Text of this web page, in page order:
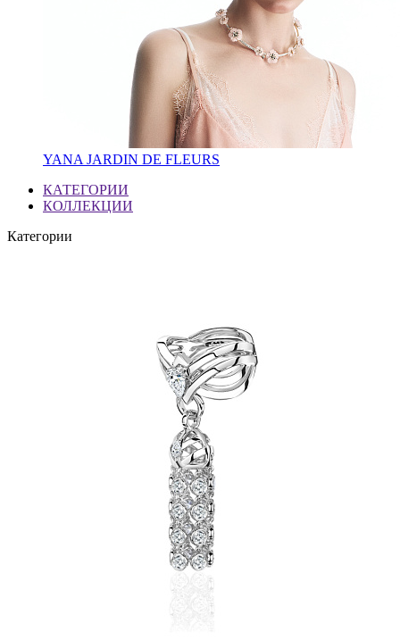
YANA JARDIN DE FLEURS
КАТЕГОРИИ
КОЛЛЕКЦИИ
Категории